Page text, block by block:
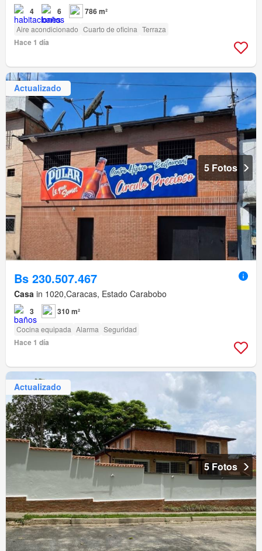
4 6 786 m²
Aire acondicionado Cuarto de oficina Terraza
Hace 1 día
Actualizado
5 Fotos
Bs 230.507.467
Casa in 1020,Caracas, Estado Carabobo
3 310 m²
Cocina equipada Alarma Seguridad
Hace 1 día
Actualizado
5 Fotos